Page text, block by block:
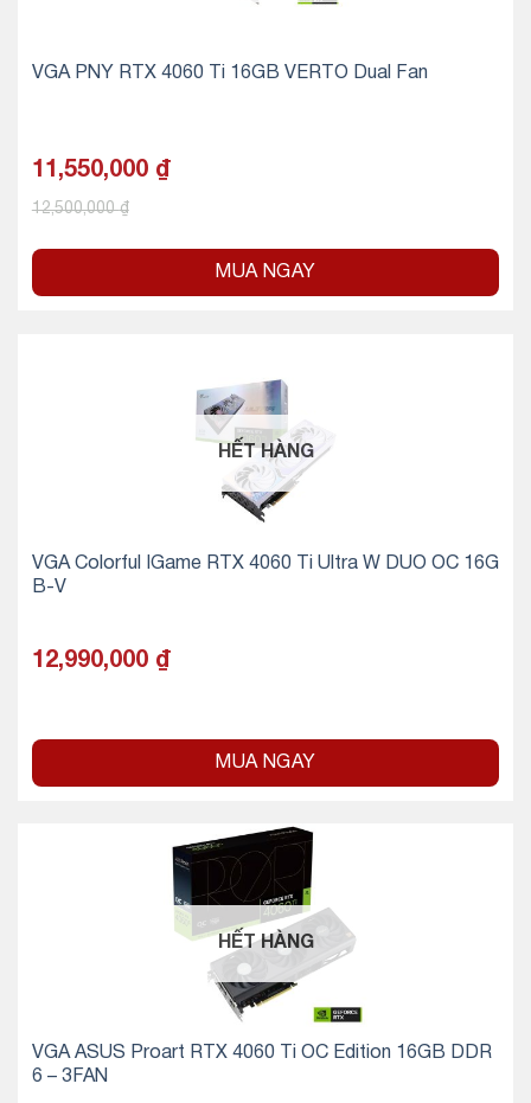
VGA PNY RTX 4060 Ti 16GB VERTO Dual Fan
11,550,000 ₫
12,500,000₫
MUA NGAY
HẾT HÀNG
VGA Colorful IGame RTX 4060 Ti Ultra W DUO OC 16G
B-V
12,990,000 ₫
MUA NGAY
HẾT HÀNG
VGA ASUS Proart RTX 4060 Ti OC Edition 16GB DDR
6 – 3FAN